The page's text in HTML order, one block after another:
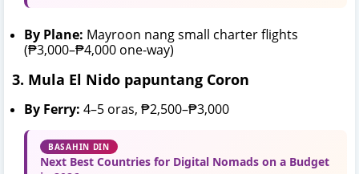
By Plane: Mayroon nang small charter flights
(₱3,000–₱4,000 one-way)
3. Mula El Nido papuntang Coron
By Ferry: 4–5 oras, ₱2,500–₱3,000
BASAHIN DIN
Next Best Countries for Digital Nomads on a Budget